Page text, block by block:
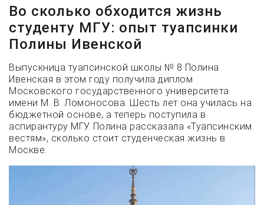
Во сколько обходится жизнь
студенту МГУ: опыт туапсинки
Полины Ивенской
Выпускница туапсинской школы № 8 Полина
Ивенская в этом году получила диплом
Московского государственного университета
имени М. В. Ломоносова. Шесть лет она училась на
бюджетной основе, а теперь поступила в
аспирантуру МГУ. Полина рассказала «Туапсинским
вестям», сколько стоит студенческая жизнь в
Москве.